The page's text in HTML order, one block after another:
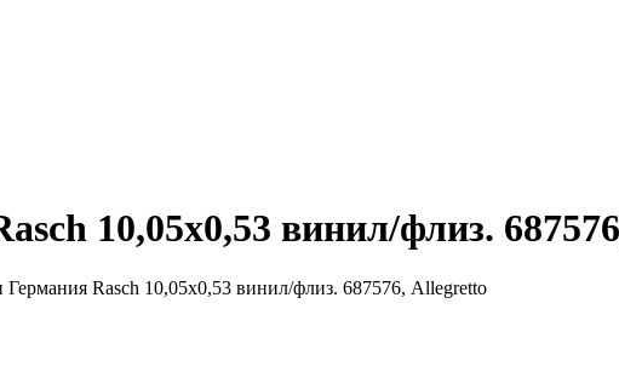
10,05x0,53 винил/флиз.
Rasch 10,05x0,53 винил/флиз. 687576, Allegretto